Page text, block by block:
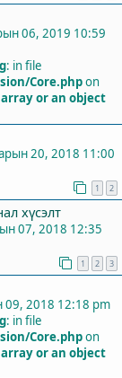
06, 2019 10:59
: in file
Core.phpon
or an object
20, 2018 11:00
1 2
хүсэлт
07, 2018 12:35
1 2 3
09, 2018 12:18 pm
: in file
Core.phpon
or an object